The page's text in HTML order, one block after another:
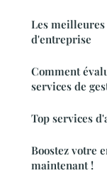
Les
d'entreprise
Comment
services de
Top services
Boostez votre
maintenant !